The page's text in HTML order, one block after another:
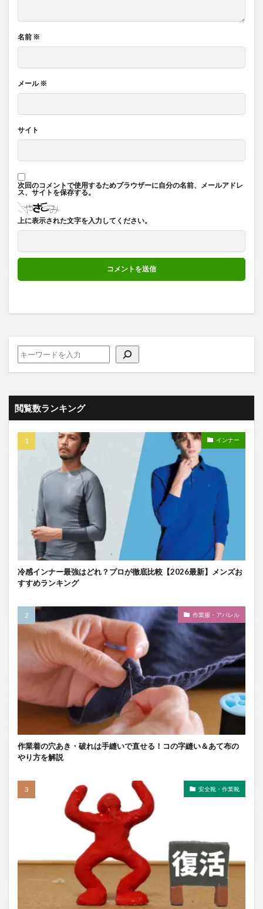
名前 ※
メール※
サイト
次回のコメントで使用するためブラウザーに自分の名前、メールアドレ
ス、サイトを保存する。
上に表示された文字を入力してください。
閲覧数ランキング
インナー
冷感インナー最強はどれ？プロが徹底比較【2026最新】メンズお
すすめランキング
作業服・アパレル
作業着の穴あき・破れは手縫いで直せる！コの字縫い＆あて布の
やり方を解説
安全靴・作業靴